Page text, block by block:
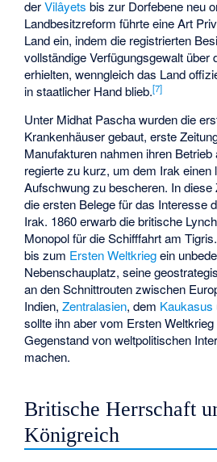
derVilâyets bis zur Dorfebene neu
Landbesitzreform führte eine Art
Land ein, indem die registrierten
vollständige Verfügungsgewalt über
erhielten, wenngleich das Land
in staatlicher Hand blieb.[7]
Unter Midhat Pascha wurden die
Krankenhäuser gebaut, erste
Manufakturen nahmen ihren Betrieb
regierte zu kurz, um dem Irak einen
Aufschwung zu bescheren. In diese
die ersten Belege für das Interesse
Irak. 1860 erwarb die britische
Monopol für die Schifffahrt am
bis zum Ersten Weltkriegein
Nebenschauplatz, seine
an den Schnittrouten zwischen
Indien,Zentralasien, dem Kaukasus
sollte ihn aber vom Ersten
Gegenstand von weltpolitischen
machen.
Britische Herrschaft
Königreich